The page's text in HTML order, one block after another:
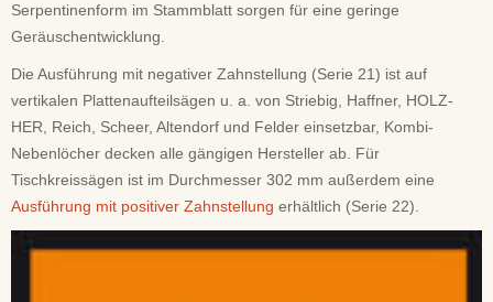
Serpentinenform im Stammblatt sorgen für eine geringe
Geräuschentwicklung.
Die Ausführung mit negativer Zahnstellung (Serie 21) ist auf
vertikalen Plattenaufteilsägen u. a. von Striebig, Haffner, HOLZ-
HER, Reich, Scheer, Altendorf und Felder einsetzbar, Kombi-
Nebenlöcher decken alle gängigen Hersteller ab. Für
Tischkreissägen ist im Durchmesser 302 mm außerdem eine
Ausführung mit positiver Zahnstellung erhältlich (Serie 22).